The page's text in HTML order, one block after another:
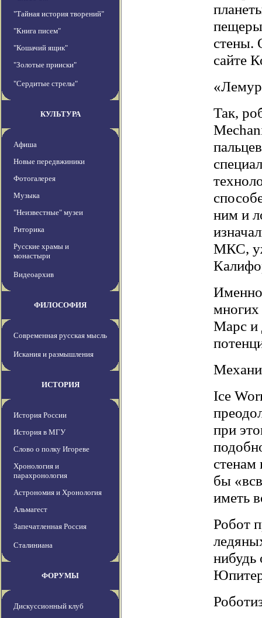
"Тайная история творений"
"Книга писем"
"Кошачий ящик"
"Золотые прииски"
"Сердитые стрелы"
КУЛЬТУРА
Афиша
Новые передвжиники
Фотогалерея
Музыка
"Неизвестные" музеи
Риторика
Русские храмы и
монастыри
Видеоархив
ФИЛОСОФИЯ
Современная русская мысль
Искания и размышления
ИСТОРИЯ
История России
История в МГУ
Слово о полку Игореве
Хронология и
парахронология
Астрономия и Хронология
Альмагест
Запечатленная Россия
Сталиниана
ФОРУМЫ
Дискуссионный клуб
стены.
сайте
Так,
ним и
МКС,
многих
Марс и
Ice
при
бы
иметь
Робот
нибудь